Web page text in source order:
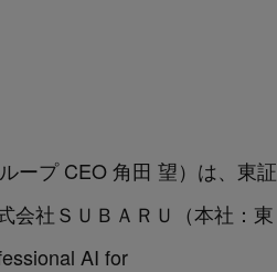
ープ CEO 角田 望）は、東証
会社ＳＵＢＡＲＵ（本社：東
AI for